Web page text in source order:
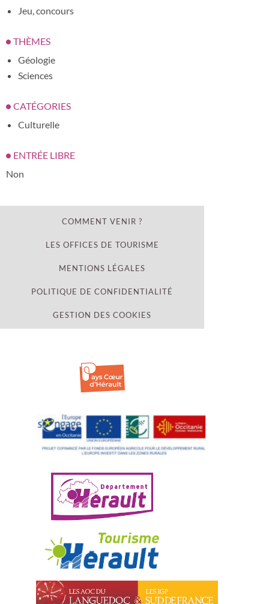
Jeu, concours
THÈMES
Géologie
Sciences
CATÉGORIES
Culturelle
ENTRÉE LIBRE
Non
COMMENT VENIR ?
LES OFFICES DE TOURISME
MENTIONS LÉGALES
POLITIQUE DE CONFIDENTIALITÉ
GESTION DES COOKIES